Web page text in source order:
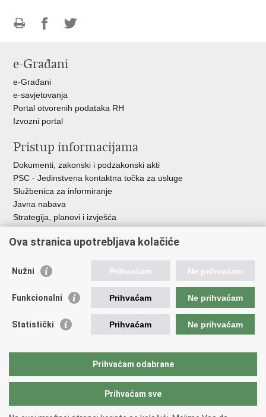
FacebookuTwitteru
e-Građani
e-Građani
e-savjetovanja
Portal otvorenih podataka RH
Izvozni portal
Pristup informacijama
Dokumenti, zakonski i podzakonski akti
PSC - Jedinstvena kontaktna točka za usluge
Službenica za informiranje
Javna nabava
Strategija, planovi i izvješća
Korisne poveznice
Vlada RH
ASOO
CARNET
Ova stranica upotrebljava kolačiće
Nužni Prihvaćam Ne prihvaćam
Funkcionalni Prihvaćam Ne prihvaćam
Statistički Prihvaćam Ne prihvaćam
Prihvaćam odabrane
Prihvaćam sve